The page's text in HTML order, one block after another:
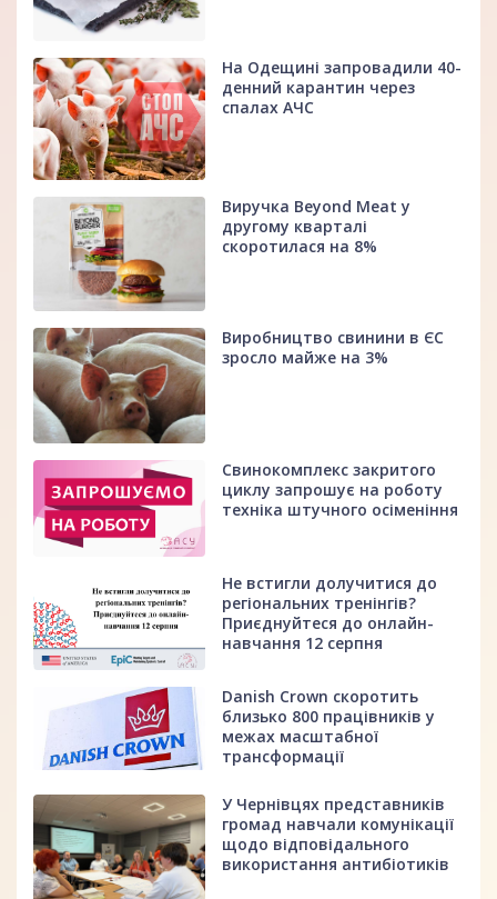
На Одещині запровадили 40-
денний карантин через
спалах АЧС
Виручка Beyond Meat у
другому кварталі
скоротилася на 8%
Виробництво свинини в ЄС
зросло майже на 3%
Свинокомплекс закритого
циклу запрошує на роботу
техніка штучного осіменіння
Не встигли долучитися до
регіональних тренінгів?
Приєднуйтеся до онлайн-
навчання 12 серпня
Danish Crown скоротить
близько 800 працівників у
межах масштабної
трансформації
У Чернівцях представників
громад навчали комунікації
щодо відповідального
використання антибіотиків